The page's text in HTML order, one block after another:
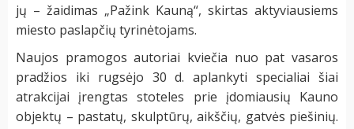
jų – žaidimas „Pažink Kauną“, skirtas aktyviausiems
miesto paslapčių tyrinėtojams.
Naujos pramogos autoriai kviečia nuo pat vasaros
pradžios iki rugsėjo 30 d. aplankyti specialiai šiai
atrakcijai įrengtas stoteles prie įdomiausių Kauno
objektų – pastatų, skulptūrų, aikščių, gatvės piešinių.